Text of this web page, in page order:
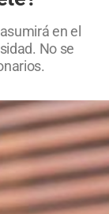
en el
No se